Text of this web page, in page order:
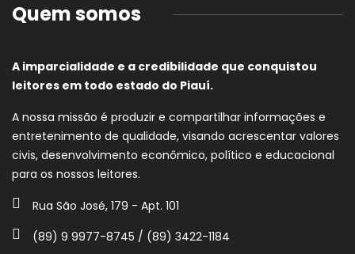
Quem somos
A imparcialidade e a credibilidade que conquistou
leitores em todo estado do Piauí.
A nossa missão é produzir e compartilhar informações e
entretenimento de qualidade, visando acrescentar valores
civis, desenvolvimento econômico, político e educacional
para os nossos leitores.
Rua São José, 179 - Apt. 101
(89) 9 9977-8745 / (89) 3422-1184